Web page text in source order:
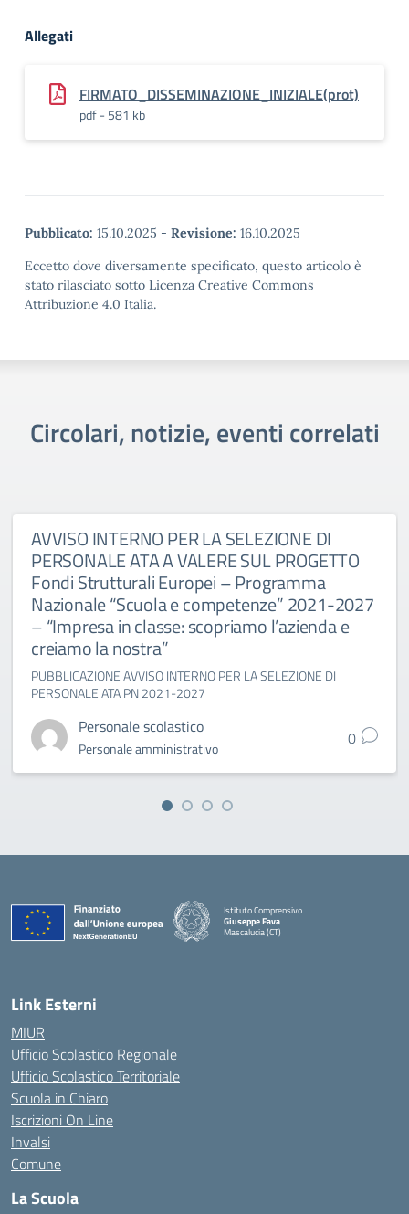
Allegati
FIRMATO_DISSEMINAZIONE_INIZIALE(prot)
pdf - 581 kb
Pubblicato: 15.10.2025 - Revisione: 16.10.2025
Eccetto dove diversamente specificato, questo articolo è
stato rilasciato sotto Licenza Creative Commons
Attribuzione 4.0 Italia.
Circolari, notizie, eventi correlati
AVVISO INTERNO PER LA SELEZIONE DI
PERSONALE ATA A VALERE SUL PROGETTO
Fondi Strutturali Europei – Programma
Nazionale “Scuola e competenze” 2021-2027
– “Impresa in classe: scopriamo l’azienda e
creiamo la nostra”
PUBBLICAZIONE AVVISO INTERNO PER LA SELEZIONE DI
PERSONALE ATA PN 2021-2027
Personale scolastico
Personale amministrativo 0
Istituto Comprensivo
Giuseppe Fava
Mascalucia (CT)
Link Esterni
MIUR
Ufficio Scolastico Regionale
Ufficio Scolastico Territoriale
Scuola in Chiaro
Iscrizioni On Line
Invalsi
Comune
La Scuola